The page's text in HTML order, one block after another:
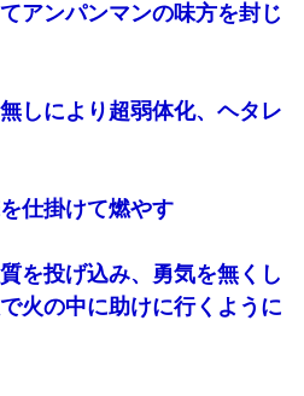
アンパンマンの味方を封じ
しにより超弱体化、ヘタレ
仕掛けて燃やす
を投げ込み、勇気を無くし
火の中に助けに行くように